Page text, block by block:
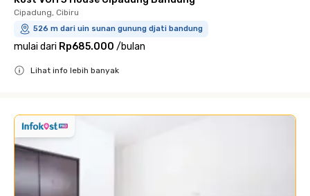
Cipadung, Cibiru
526 m dari uin sunan gunung djati bandung
mulai dari Rp685.000 /bulan
Lihat info lebih banyak